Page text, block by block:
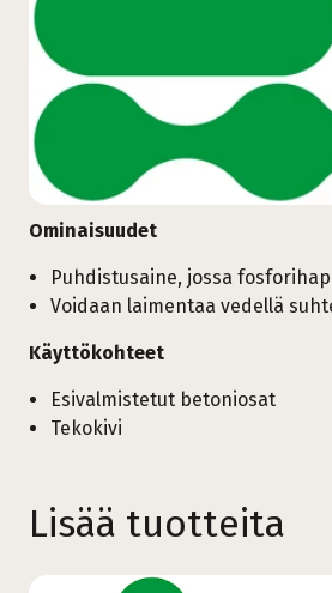
Ominaisuudet
Puhdistusaine, jossa
Voidaan laimentaa vedellä
Käyttökohteet
Esivalmistetut betoniosat
Tekokivi
Lisää tuotteita